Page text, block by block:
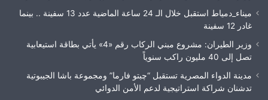
ميناء_دمياط استقبل خلال الـ 24 ساعة الماضية عدد 13 سفينة .. بينما
غادر 12 سفينة
وزير الطيران: مشروع مبني الركاب رقم «4» يأتي بطاقة استيعابية
تصل إلى 40 مليون راكب سنوياً
مدينة الدواء المصرية تستقبل “چبتو فارما” ومجموعة باشا الجيبوتية
تدشنان شراكة استراتيجية لدعم الأمن الدوائي